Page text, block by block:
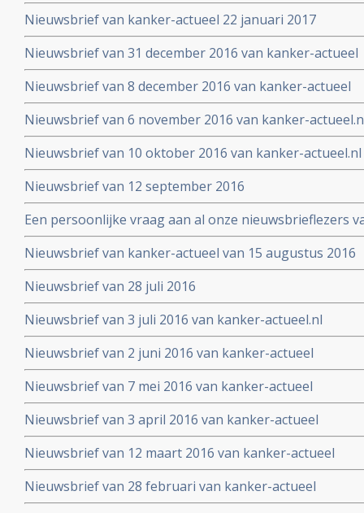
Nieuwsbrief van kanker-actueel 22 januari 2017
Nieuwsbrief van 31 december 2016 van kanker-actueel
Nieuwsbrief van 8 december 2016 van kanker-actueel
Nieuwsbrief van 6 november 2016 van kanker-
Nieuwsbrief van 10 oktober 2016 van kanker-actueel.nl
Nieuwsbrief van 12 september 2016
Een persoonlijke vraag aan al onze nieuwsbrieflezers
Nieuwsbrief van kanker-actueel van 15 augustus 2016
Nieuwsbrief van 28 juli 2016
Nieuwsbrief van 3 juli 2016 van kanker-actueel.nl
Nieuwsbrief van 2 juni 2016 van kanker-actueel
Nieuwsbrief van 7 mei 2016 van kanker-actueel
Nieuwsbrief van 3 april 2016 van kanker-actueel
Nieuwsbrief van 12 maart 2016 van kanker-actueel
Nieuwsbrief van 28 februari van kanker-actueel